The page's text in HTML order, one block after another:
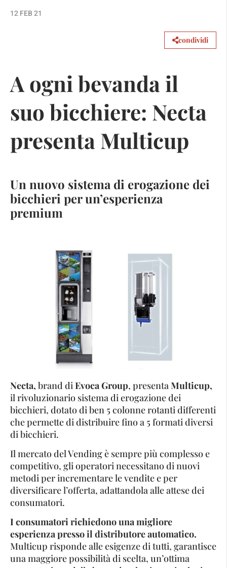
12 FEB 21
condividi
A ogni bevanda il
suo bicchiere: Necta
presenta Multicup
Un nuovo sistema di erogazione dei
bicchieri per un’esperienza
premium
Necta, brand di Evoca Group, presenta Multicup,
il rivoluzionario sistema di erogazione dei
bicchieri, dotato di ben 5 colonne rotanti differenti
che permette di distribuire fino a 5 formati diversi
di bicchieri.
Il mercato del Vending è sempre più complesso e
competitivo, gli operatori necessitano di nuovi
metodi per incrementare le vendite e per
diversificare l’offerta, adattandola alle attese dei
consumatori.
I consumatori richiedono una migliore
esperienza presso il distributore automatico.
Multicup risponde alle esigenze di tutti, garantisce
una maggiore possibilità di scelta, un’ottima